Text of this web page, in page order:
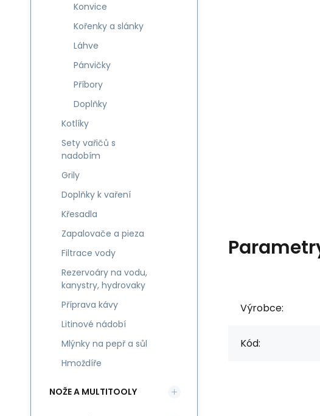
Výrobce:
Kód:
Konvice
Kořenky a slánky
Láhve
Pánvičky
Příbory
Doplňky
Kotlíky
Sety vařičů s
nadobím
Grily
Doplňky k vaření
Křesadla
Zapalovače a pieza
Filtrace vody
Rezervoáry na vodu,
kanystry, hydrovaky
Příprava kávy
Litinové nádobí
Mlýnky na pepř a sůl
Hmoždíře
NOŽE A MULTITOOLY